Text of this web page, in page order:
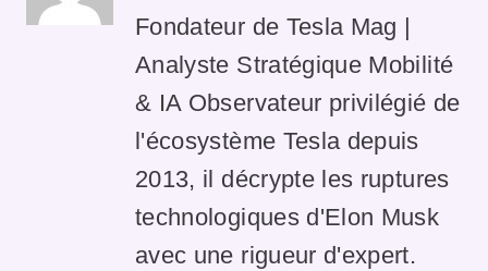
Fondateur de Tesla Mag |
Analyste Stratégique Mobilité
& IA Observateur privilégié de
l'écosystème Tesla depuis
2013, il décrypte les ruptures
technologiques d'Elon Musk
avec une rigueur d'expert.